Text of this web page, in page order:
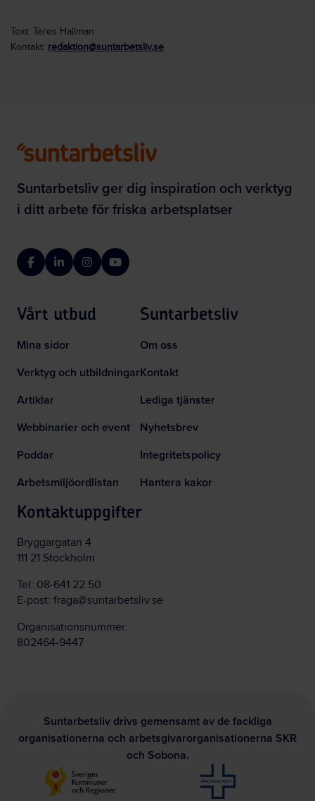
Text: Teres Hallman
Kontakt: redaktion@suntarbetsliv.se
Suntarbetsliv ger dig inspiration och verktyg
i ditt arbete för friska arbetsplatser
FacebookLinkedInInstagramYouTube
Vårt utbud
Mina sidor
Verktyg och utbildningar
Artiklar
Webbinarier och event
Poddar
Arbetsmiljöordlistan
Suntarbetsliv
Om oss
Kontakt
Lediga tjänster
Nyhetsbrev
Integritetspolicy
Hantera kakor
Kontaktuppgifter
Bryggargatan 4
111 21 Stockholm
Tel: 08-641 22 50
E-post: fraga@suntarbetsliv.se
Organisationsnummer:
802464-9447
Suntarbetsliv drivs gemensamt av de fackliga
organisationerna och arbetsgivarorganisationerna SKR
och Sobona.